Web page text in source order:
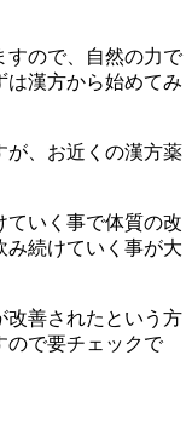
すので、自然の力で
は漢方から始めてみ
が、お近くの漢方薬
ていく事で体質の改
み続けていく事が大
改善されたという方
ので要チェックで